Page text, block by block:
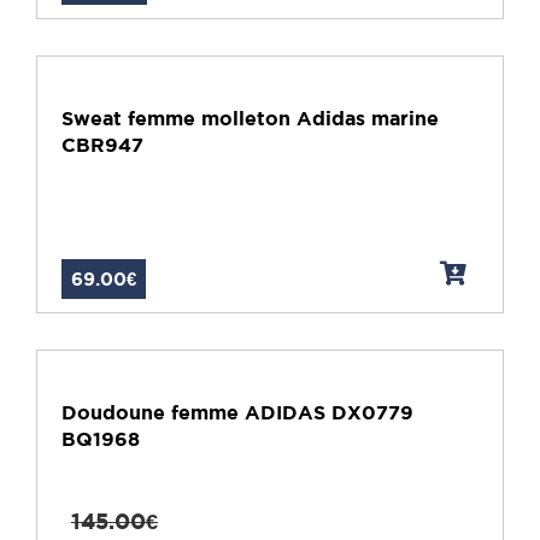
Sweat femme molleton Adidas marine
CBR947
69.00€
Doudoune femme ADIDAS DX0779
BQ1968
145.00€